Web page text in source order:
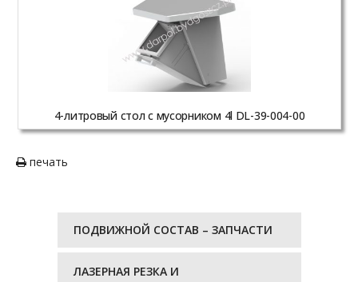
4-литровый стол c мусорникoм 4l DL-39-004-00
печать
ПОДВИЖНОЙ СОСТАВ – ЗАПЧАСТИ
ЛАЗЕРНАЯ РЕЗКА И